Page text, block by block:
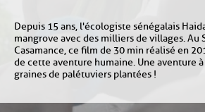
Depuis 15 ans, l'écologiste sénégalais
mangrove avec des milliers de villages. Au
Casamance, ce film de 30 min réalisé en
de cette aventure humaine. Une aventure
graines de palétuviers plantées !